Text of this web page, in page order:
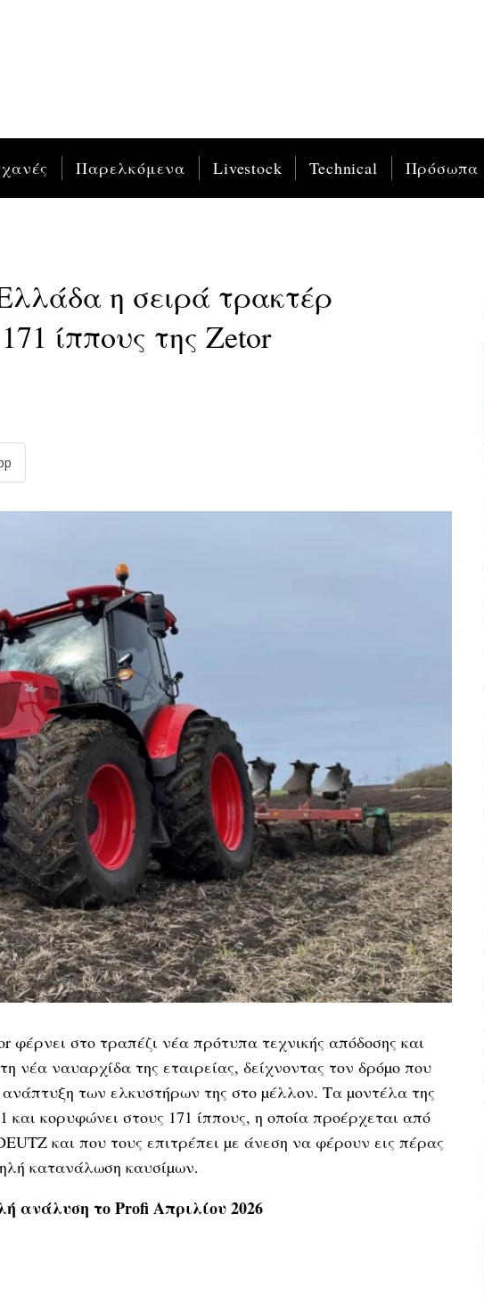
Παρελκόμενα Livestock Technical Πρόσωπα
η σειρά τρακτέρ
ίππους της Zetor
φέρνει στο τραπέζι νέα πρότυπα τεχνικής απόδοσης και
νέα ναυαρχίδα της εταιρείας, δείχνοντας τον δρόµο που
των ελκυστήρων της στο µέλλον. Τα µοντέλα της
και κορυφώνει στους 171 ίππους, η οποία προέρχεται από
και που τους επιτρέπει µε άνεση να φέρουν εις πέρας
κατανάλωση καυσίµων.
ανάλυση το Profi Απριλίου 2026